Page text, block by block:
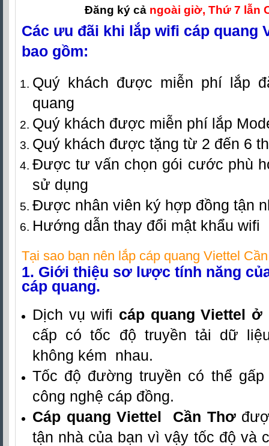
Đăng ký cả ngoài giờ, Thứ 7 lẫn
Các ưu đãi khi lắp wifi cáp quang
bao gồm:
Quý khách được miễn phí lắp
quang
Quý khách được miễn phí lắp
Quý khách được tặng từ 2 đến 6
Được tư vấn chọn gói cước phù
sử dụng
Được nhân viên ký hợp đồng tận
Hướng dẫn thay đổi mật khẩu wifi
Tại sao bạn nên lắp cáp quang Viettel
1. Giới thiệu sơ lược tính năng
cáp quang.
Dịch vụ wifi cáp quang Viettel ở
cấp có tốc độ truyền tải dữ
không kém nhau.
Tốc độ đường truyền có thể
công nghệ cáp đồng.
Cáp quang Viettel Cần Thơ
tận nhà của bạn vì vậy tốc độ và